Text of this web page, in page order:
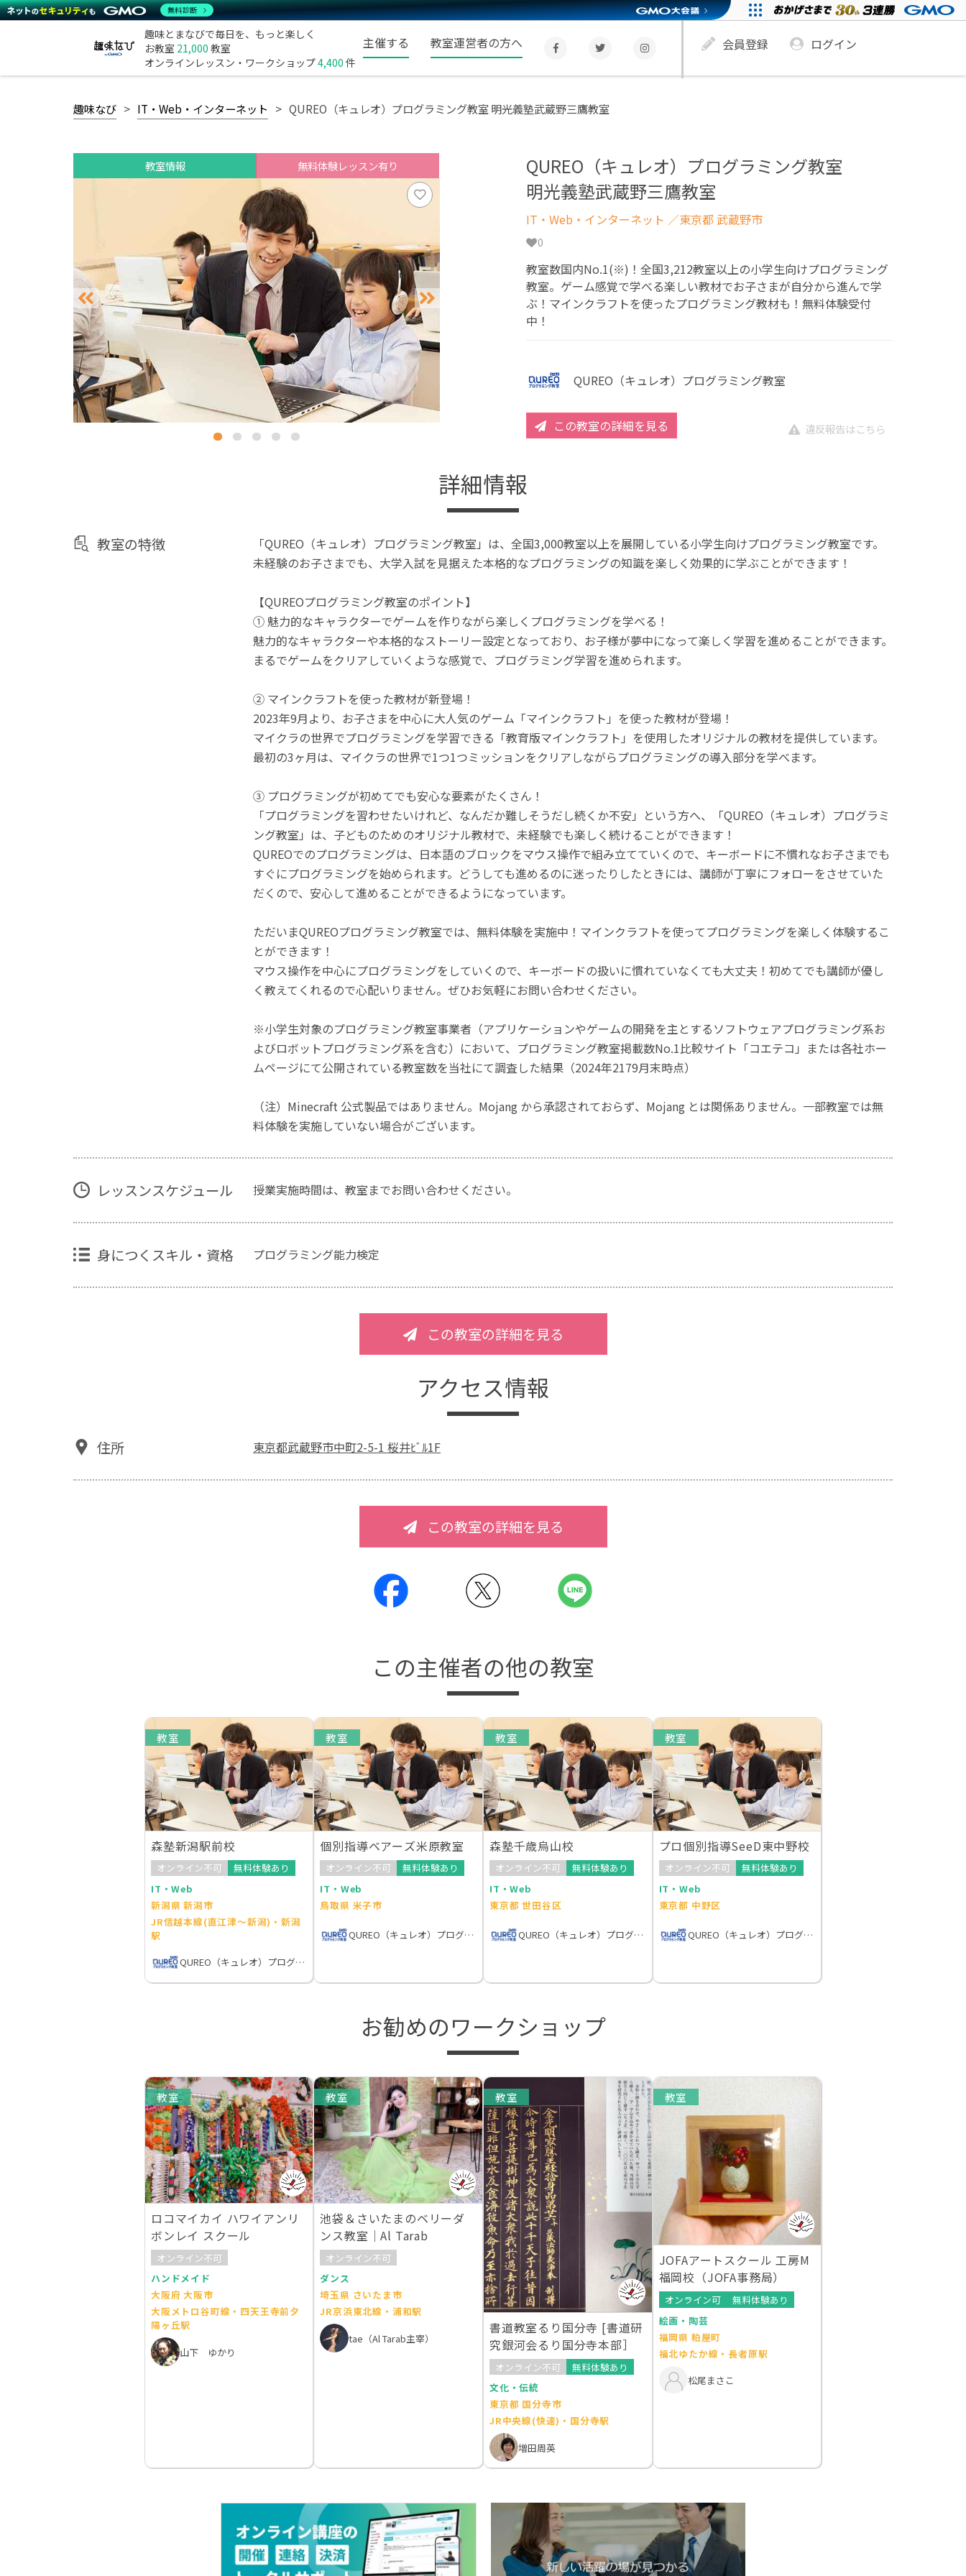
趣味とまなびで毎日を、もっと楽しく
お教室 21,000 教室
オンラインレッスン・ワークショップ4,400 件
主催する 教室運営者の方へ 会員登録 ログイン
趣味なび IT・Web・インターネット QUREO（キュレオ）プログラミング教室 明光義塾武蔵野三鷹教室
教室情報 無料体験レッスン有り
QUREO（キュレオ）プログラミング教室
明光義塾武蔵野三鷹教室
IT・Web・インターネット ／東京都 武蔵野市
0
教室数国内No.1(※)！全国3,212教室以上の小学生向けプログラミング
教室。ゲーム感覚で学べる楽しい教材でお子さまが自分から進んで学
ぶ！マインクラフトを使ったプログラミング教材も！無料体験受付
中！
QUREO（キュレオ）プログラミング教室
この教室の詳細を見る 違反報告はこちら
詳細情報
教室の特徴
「QUREO（キュレオ）プログラミング教室」は、全国3,000教室以上を展開している小学生向けプログラミング教室です。
未経験のお子さまでも、大学入試を見据えた本格的なプログラミングの知識を楽しく効果的に学ぶことができます！
【QUREOプログラミング教室のポイント】
① 魅力的なキャラクターでゲームを作りながら楽しくプログラミングを学べる！
魅力的なキャラクターや本格的なストーリー設定となっており、お子様が夢中になって楽しく学習を進めることができます。
まるでゲームをクリアしていくような感覚で、プログラミング学習を進められます。
② マインクラフトを使った教材が新登場！
2023年9月より、お子さまを中心に大人気のゲーム「マインクラフト」を使った教材が登場！
マイクラの世界でプログラミングを学習できる「教育版マインクラフト」を使用したオリジナルの教材を提供しています。
最初の3ヶ月は、マイクラの世界で1つ1つミッションをクリアしながらプログラミングの導入部分を学べます。
③ プログラミングが初めてでも安心な要素がたくさん！
「プログラミングを習わせたいけれど、なんだか難しそうだし続くか不安」という方へ、「QUREO（キュレオ）プログラミ
ング教室」は、子どものためのオリジナル教材で、未経験でも楽しく続けることができます！
QUREOでのプログラミングは、日本語のブロックをマウス操作で組み立てていくので、キーボードに不慣れなお子さまでも
すぐにプログラミングを始められます。どうしても進めるのに迷ったりしたときには、講師が丁寧にフォローをさせていた
だくので、安心して進めることができるようになっています。
ただいまQUREOプログラミング教室では、無料体験を実施中！マインクラフトを使ってプログラミングを楽しく体験するこ
とができます！
マウス操作を中心にプログラミングをしていくので、キーボードの扱いに慣れていなくても大丈夫！初めてでも講師が優し
く教えてくれるので心配いりません。ぜひお気軽にお問い合わせください。
※小学生対象のプログラミング教室事業者（アプリケーションやゲームの開発を主とするソフトウェアプログラミング系お
よびロボットプログラミング系を含む）において、プログラミング教室掲載数No.1比較サイト「コエテコ」または各社ホー
ムページにて公開されている教室数を当社にて調査した結果（2024年2179月末時点）
（注）Minecraft 公式製品ではありません。Mojang から承認されておらず、Mojang とは関係ありません。一部教室では無
料体験を実施していない場合がございます。
レッスンスケジュール 授業実施時間は、教室までお問い合わせください。
身につくスキル・資格 プログラミング能力検定
この教室の詳細を見る
アクセス情報
住所 東京都武蔵野市中町2-5-1 桜井ﾋﾞﾙ1F
この教室の詳細を見る
この主催者の他の教室
教室
森塾新潟駅前校
オンライン不可
無料体験あり
IT・Web
新潟県 新潟市
JR信越本線(直江津～新潟)・新潟
駅
QUREO（キュレオ）プログラミング教室
教室
個別指導ベアーズ米原教室
オンライン不可
無料体験あり
IT・Web
鳥取県 米子市
QUREO（キュレオ）プログラミング教室
教室
森塾千歳烏山校
オンライン不可
無料体験あり
IT・Web
東京都 世田谷区
QUREO（キュレオ）プログラミング教室
教室
プロ個別指導SeeD東中野校
オンライン不可
無料体験あり
IT・Web
東京都 中野区
QUREO（キュレオ）プログラミング教室
お勧めのワークショップ
教室
ロコマイカイ ハワイアンリ
ボンレイ スクール
オンライン不可
ハンドメイド
大阪府 大阪市
大阪メトロ谷町線・四天王寺前夕
陽ヶ丘駅
山下 ゆかり
教室
池袋＆さいたまのベリーダ
ンス教室｜Al Tarab
オンライン不可
ダンス
埼玉県 さいたま市
JR京浜東北線・浦和駅
tae（Al Tarab主宰）
教室
書道教室るり国分寺 [書道研
究銀河会るり国分寺本部］
オンライン不可
無料体験あり
文化・伝統
東京都 国分寺市
JR中央線(快速)・国分寺駅
増田周英
教室
JOFAアートスクール 工房M
福岡校（JOFA事務局）
オンライン可
無料体験あり
絵画・陶芸
福岡県 粕屋町
福北ゆたか線・長者原駅
松尾まさこ
無料診断